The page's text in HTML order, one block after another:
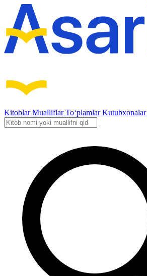
KitoblarMualliflarTo‘plamlarKutubxonalar